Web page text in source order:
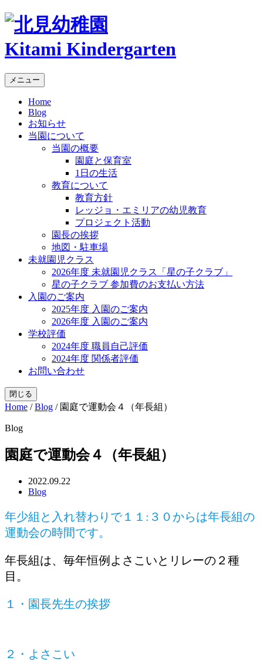
Kitami Kindergarten
メニュー
Home
Blog
お知らせ
当園について
当園の概要
園庭と保育室
1日の生活
教育について
教育方針
レッジョ・エミリアの幼児教育
プロジェクト活動
園長の挨拶
地図・駐車場
未就園児クラス
2026年度 未就園児クラス「星の子クラブ」
星の子クラブ 参加費のお支払い方法
入園のご案内
2025年度 入園のご案内
2026年度 入園のご案内
学校評価
2024年度 職員自己評価
2024年度 関係者評価
お問い合わせ
閉じる
Home /Blog / 園庭で運動会４（年長組）
Blog
園庭で運動会４（年長組）
2022.09.22
Blog
年少組と入れ替わりで１１:３０からは年長組の
運動会の時間です。
年長組は、毎年恒例よさこいとリレーの２種
目。
１・園長先生の挨拶
２・よさこい